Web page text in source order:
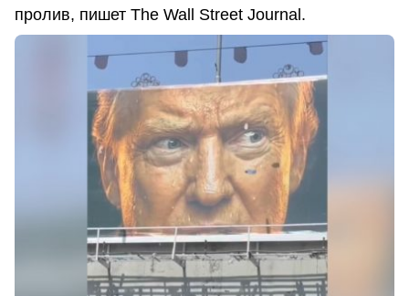
пролив, пишет The Wall Street Journal.